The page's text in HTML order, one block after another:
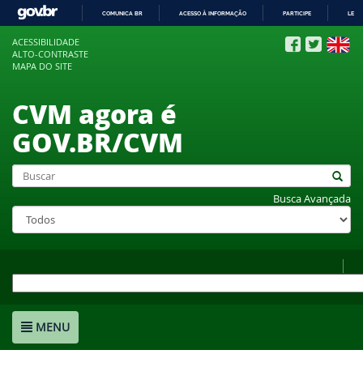
COMUNICA BR ACESSO À INFORMAÇÃO PARTICIPE
ACESSIBILIDADE
ALTO-CONTRASTE
MAPA DO SITE
CVM agora é
GOV.BR/CVM
Busca Avançada
MENU